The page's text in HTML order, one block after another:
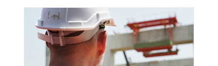
Information sur les cookies